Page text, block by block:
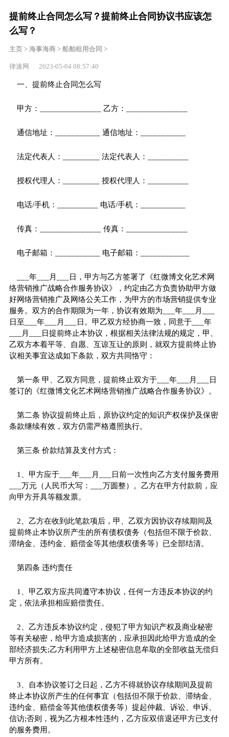
提前终止合同怎么写？提前终止合同协议书应该怎
么写？
主页> 海事海商> 船舶租用合同 >
律速网 2023-05-04 08:57:40
一、提前终止合同怎么写
甲方：_______________ 乙方：_______________
通信地址：___________ 通信地址：___________
法定代表人：_________ 法定代表人：__________
授权代理人：_________ 授权代理人：__________
电话/手机：__________ 电话/手机：___________
传真：_______________ 传真：_______________
电子邮箱：___________ 电子邮箱：____________
___年___月___日，甲方与乙方签署了《红微博文化艺术网
络营销推广战略合作服务协议》，约定由乙方负责协助甲方做
好网络营销推广及网络公关工作，为甲方的市场营销提供专业
服务。双方的合作期限为一年，协议有效期为___年___月___
日至___年___月___日。甲乙双方经协商一致，同意于___年
___月___日提前终止本协议，根据相关法律法规的规定，甲、
乙双方本着平等、自愿、互谅互让的原则，就双方提前终止协
议相关事宜达成如下条款，双方共同恪守：
第一条 甲、乙双方同意，提前终止双方于___年___月___日
签订的《红微博文化艺术网络营销推广战略合作服务协议》。
第二条 协议提前终止后，原协议约定的知识产权保护及保密
条款继续有效，双方仍需严格遵照执行。
第三条 价款结算及支付方式：
1、甲方应于___年___月___日前一次性向乙方支付服务费用
___万元（人民币大写：___万圆整）。乙方在甲方付款前，应
向甲方开具等额发票。
2、乙方在收到此笔款项后，甲、乙双方因协议存续期间及
提前终止本协议所产生的所有债权债务（包括但不限于价款、
滞纳金、违约金、赔偿金等其他债权债务等）已全部结清。
第四条 违约责任
1、甲乙双方应共同遵守本协议，任何一方违反本协议的约
定，依法承担相应赔偿责任。
2、乙方违反本协议约定，侵犯了甲方知识产权及商业秘密
等有关秘密，给甲方造成损害的，应承担因此给甲方造成的全
部经济损失;乙方利用甲方上述秘密信息牟取的全部收益无偿归
甲方所有。
3、自本协议签订之日起，乙方不得就协议存续期间及提前
终止本协议所产生的任何事宜（包括但不限于价款、滞纳金、
违约金、赔偿金等其他债权债务等）提起仲裁、诉讼、申诉、
信访;否则，视为乙方根本性违约，乙方应双倍退还甲方已支付
的服务费用。